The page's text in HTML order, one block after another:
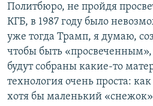
Политбюро, не пройдя
КГБ, в 1987 году было
уже тогда Трамп, я думаю,
чтобы быть «просвеченным»,
будут собраны какие-то
технология очень проста:
хотя бы маленький